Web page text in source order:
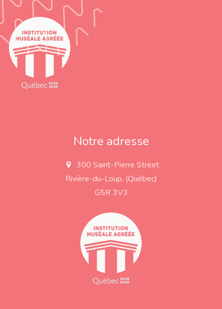
Notre adresse
a
d
300 Saint-Pierre Street
Rivière-du-Loup, (Québec)
G5R 3V3